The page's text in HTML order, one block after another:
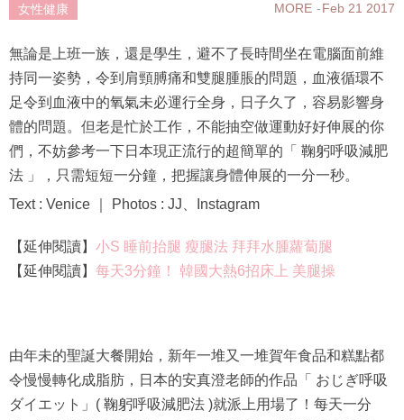
女性健康 MORE Feb 21 2017
無論是上班一族，還是學生，避不了長時間坐在電腦面前維
持同一姿勢，令到肩頸膊痛和雙腿腫脹的問題，血液循環不
足令到血液中的氧氣未必運行全身，日子久了，容易影響身
體的問題。但老是忙於工作，不能抽空做運動好好伸展的你
們，不妨參考一下日本現正流行的超簡單的「 鞠躬呼吸減肥
法 」，只需短短一分鐘，把握讓身體伸展的一分一秒。
Text : Venice ｜ Photos : JJ、Instagram
【延伸閱讀】 小S 睡前抬腿 瘦腿法 拜拜水腫蘿蔔腿
【延伸閱讀】 每天3分鐘！ 韓國大熱6招床上 美腿操
由年未的聖誕大餐開始，新年一堆又一堆賀年食品和糕點都
令慢慢轉化成脂肪，日本的安真澄老師的作品「 おじぎ呼吸
ダイエット」( 鞠躬呼吸減肥法 )就派上用場了！每天一分